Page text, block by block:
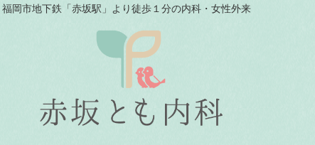
福岡市地下鉄「赤坂駅」より徒歩１分の内科・女性外来